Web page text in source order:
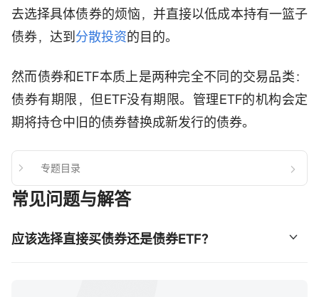
去选择具体债券的烦恼，并直接以低成本持有一篮子
债券，达到分散投资的目的。
然而债券和ETF本质上是两种完全不同的交易品类：
债券有期限，但ETF没有期限。管理ETF的机构会定
期将持仓中旧的债券替换成新发行的债券。
专题目录
常见问题与解答
应该选择直接买债券还是债券ETF？